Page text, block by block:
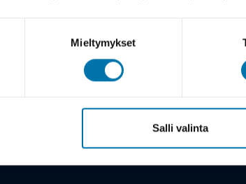
Mieltymykset
Salli valinta